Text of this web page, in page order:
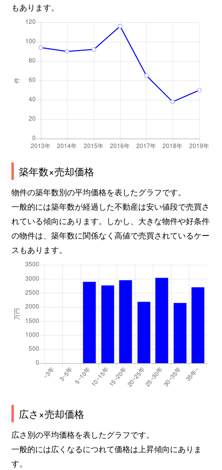
もあります。
築年数×売却価格
物件の築年数別の平均価格を表したグラフです。
一般的には築年数が経過した不動産は安い値段で売買さ
れている傾向にあります。しかし、大きな物件や好条件
の物件は、築年数に関係なく高値で売買されているケー
スもあります。
広さ×売却価格
広さ別の平均価格を表したグラフです。
一般的には広くなるにつれて価格は上昇傾向にありま
す。